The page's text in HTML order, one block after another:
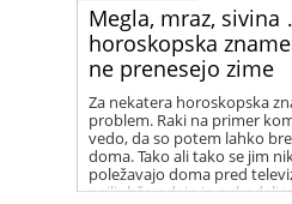
Megla, mraz, sivina
horoskopska
ne prenesejo zime
Za nekatera horoskopska
problem. Raki na primer
vedo, da so potem lahko
doma. Tako ali tako se jim
poležavajo doma pred
najljubšo odejo in s